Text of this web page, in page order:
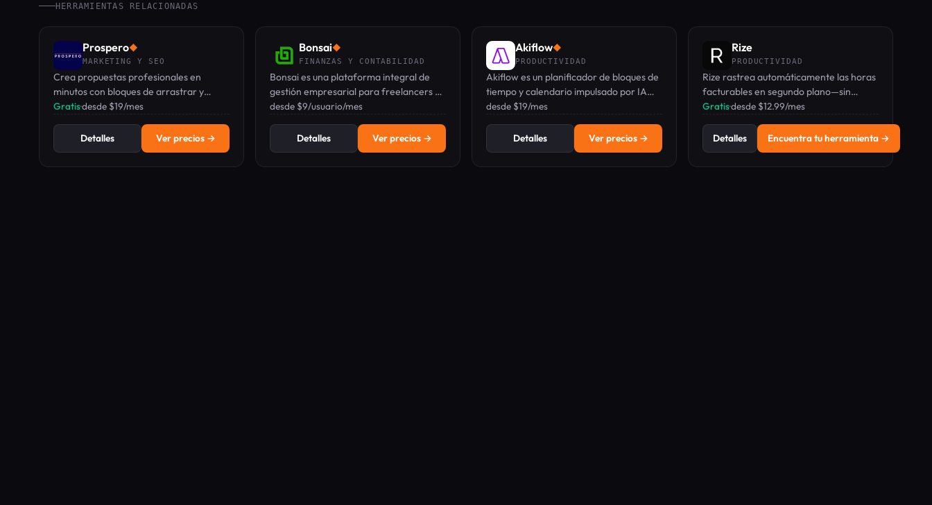
HERRAMIENTAS RELACIONADAS
Prospero◆
MARKETING Y SEO
Crea propuestas profesionales en
minutos con bloques de arrastrar y
soltar, firma electrónica y seguimiento
Gratis·desde $19/mes
Detalles Ver precios →
Bonsai◆
FINANZAS Y CONTABILIDAD
Bonsai es una plataforma integral de
gestión empresarial para freelancers y
equipos de servicios, que cubre CRM,
seguimiento de tiempo y gastos.
desde $9/usuario/mes
Detalles Ver precios →
Akiflow◆
PRODUCTIVIDAD
Akiflow es un planificador de bloques de
tiempo y calendario impulsado por IA
que unifica tareas, calendario y bandeja
optimizada para teclado.
desde $19/mes
Detalles Ver precios →
Rize
PRODUCTIVIDAD
Rize rastrea automáticamente las horas
facturables en segundo plano—sin
cronómetros, sin hojas de tiempo, sin
datos de tiempo precisos.
Gratis·desde $12.99/mes
Detalles Encuentra tu herramienta →